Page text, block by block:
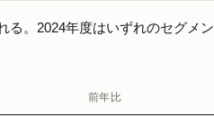
る。2024年度はいずれのセグメン
前年比